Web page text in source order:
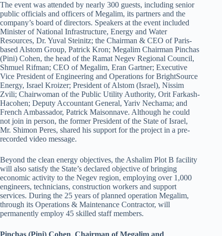
The event was attended by nearly 300 guests, including senior
public officials and officers of Megalim, its partners and the
company’s board of directors. Speakers at the event included
Minister of National Infrastructure, Energy and Water
Resources, Dr. Yuval Steinitz; the Chairman & CEO of Paris-
based Alstom Group, Patrick Kron; Megalim Chairman Pinchas
(Pini) Cohen, the head of the Ramat Negev Regional Council,
Shmuel Rifman; CEO of Megalim, Eran Gartner; Executive
Vice President of Engineering and Operations for BrightSource
Energy, Israel Kroizer; President of Alstom (Israel), Nissim
Zvili; Chairwoman of the Public Utility Authority, Orit Farkash-
Hacohen; Deputy Accountant General, Yariv Nechama; and
French Ambassador, Patrick Maisonnave. Although he could
not join in person, the former President of the State of Israel,
Mr. Shimon Peres, shared his support for the project in a pre-
recorded video message.
Beyond the clean energy objectives, the Ashalim Plot B facility
will also satisfy the State’s declared objective of bringing
economic activity to the Negev region, employing over 1,000
engineers, technicians, construction workers and support
services. During the 25 years of planned operation Megalim,
through its Operations & Maintenance Contractor, will
permanently employ 45 skilled staff members.